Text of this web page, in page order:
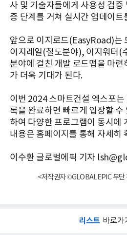
사 및 기술자들에게 사용성 검증
증 단계를 거쳐 실시간 업데이트
앞으로 이지로드(EasyRoad)는
이지레일(철도분야), 이지워터(
분야에 걸친 개발 로드맵을 마련
가 더욱 기대가 된다.
이번 2024 스마트건설 엑스포
록을 완료하면 빠르게 입장할
하여 다양한 프로그램이 동시에
내용은 홈페이지를 통해 자세히
이수환 글로벌에픽 기자
<저작권자 ©GLOBALEPIC 무단
리스트 바로가